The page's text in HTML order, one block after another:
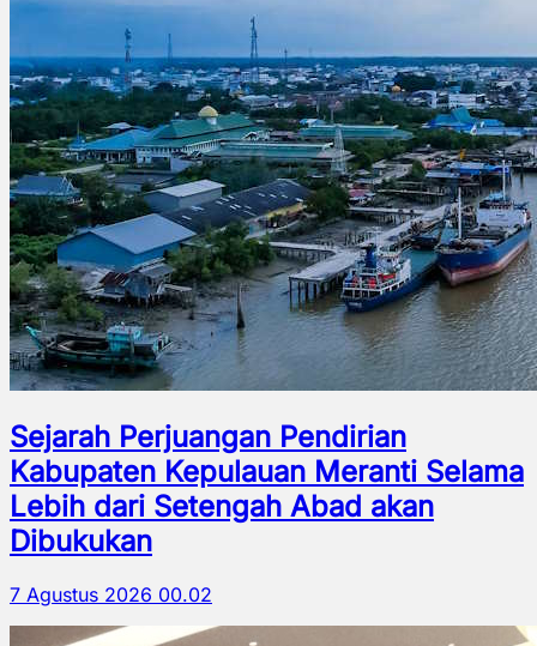
Sejarah Perjuangan Pendirian
Kabupaten Kepulauan Meranti Selama
Lebih dari Setengah Abad akan
Dibukukan
7 Agustus 2026 00.02